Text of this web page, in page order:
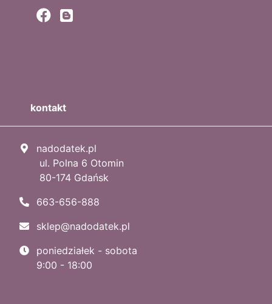
kontakt
nadodatek.pl
ul. Polna 6 Otomin
80-174 Gdańsk
663-656-888
sklep@nadodatek.pl
poniedziałek - sobota
9:00 - 18:00